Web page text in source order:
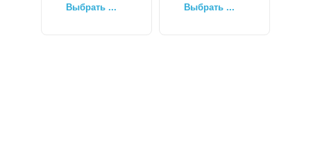
Выбрать ... Выбрать ...